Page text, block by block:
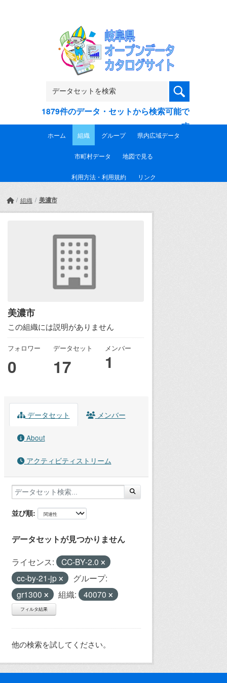
1879件のデータ・セットから検索可能で
す
ホーム 組織 グループ 県内広域データ
市町村データ 地図で見る
利用方法・利用規約 リンク
組織 美濃市
美濃市
この組織には説明がありません
フォロワー
0
データセット
17
メンバー
1
データセット メンバー
About
アクティビティストリーム
並び順
データセットが見つかりません
ライセンス:
CC-BY-2.0
cc-by-21-jp
グループ:
gr1300
組織: 40070
フィルタ結果
他の検索を試してください。